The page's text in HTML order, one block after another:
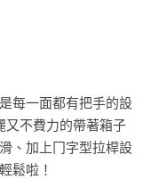
每一面都有把手的設
又不費力的帶著箱子
、加上冂字型拉桿設
鬆啦！